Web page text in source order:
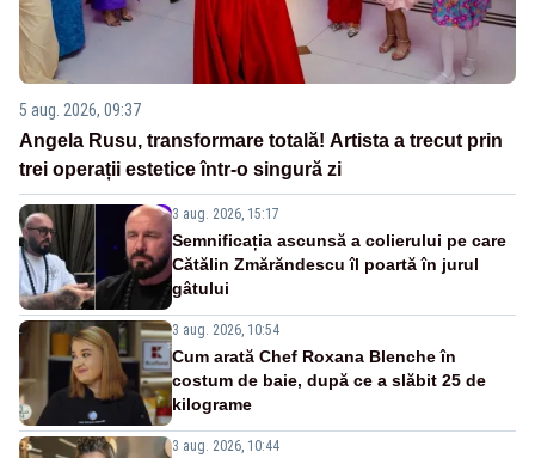
5 aug. 2026, 09:37
Angela Rusu, transformare totală! Artista a trecut prin
trei operații estetice într-o singură zi
3 aug. 2026, 15:17
Semnificația ascunsă a colierului pe care
Cătălin Zmărăndescu îl poartă în jurul
gâtului
3 aug. 2026, 10:54
Cum arată Chef Roxana Blenche în
costum de baie, după ce a slăbit 25 de
kilograme
3 aug. 2026, 10:44